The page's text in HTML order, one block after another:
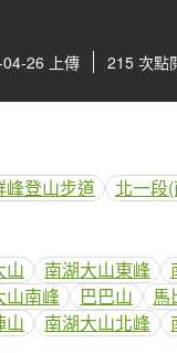
26 上傳 215 次點
峰登山步道
北一段
山
南湖大山東峰
山南峰
巴巴山
馬
山
南湖大山北峰